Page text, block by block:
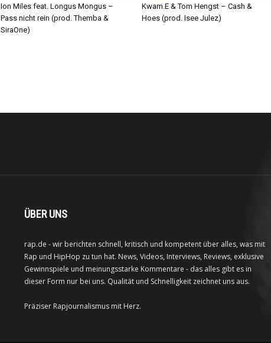
Ion Miles feat. Longus Mongus –
Pass nicht rein (prod. Themba &
SiraOne)
Kwam.E & Tom Hengst – Cash &
Hoes (prod. Isee Julez)
ÜBER UNS
rap.de - wir berichten schnell, kritisch und kompetent über alles, was mit
Rap und HipHop zu tun hat. News, Videos, Interviews, Reviews, exklusive
Gewinnspiele und meinungsstarke Kommentare - das alles gibt es in
dieser Form nur bei uns. Qualität und Schnelligkeit zeichnet uns aus.
Präziser Rapjournalismus mit Herz.